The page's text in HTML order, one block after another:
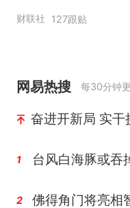
息
财联社 127跟贴
网易热搜 每30分钟
奋进开新局 实干
1 台风白海豚或吞
2 佛得角门将亮相